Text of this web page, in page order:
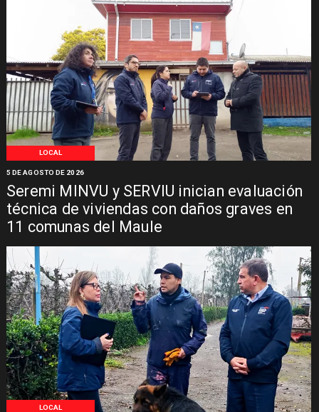
LOCAL
Seremi MINVU y SERVIU inician evaluación
técnica de viviendas con daños graves en
11 comunas del Maule
5 DE AGOSTO DE 2026
LOCAL